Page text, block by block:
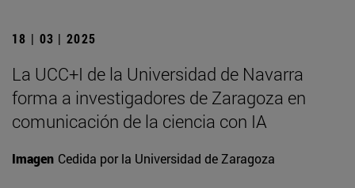
18 | 03 | 2025
La UCC+I de la Universidad de Navarra
forma a investigadores de Zaragoza en
comunicación de la ciencia con IA
Imagen Cedida por la Universidad de Zaragoza